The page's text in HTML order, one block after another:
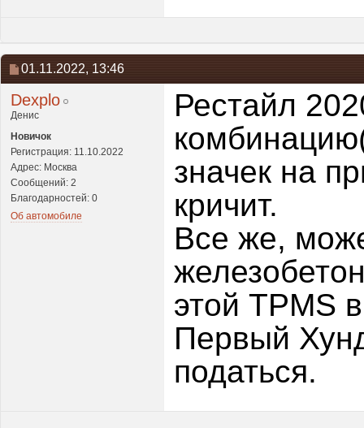
01.11.2022, 13:46
Dexplo
Денис
Новичок
Регистрация: 11.10.2022
Адрес: Москва
Сообщений: 2
Благодарностей: 0
Об автомобиле
Рестайл
значек на
кричит.
Все же,
этой TPMS
Первый
податься.